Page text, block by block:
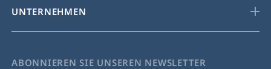
UNTERNEHMEN
ABONNIEREN SIE UNSEREN NEWSLETTER